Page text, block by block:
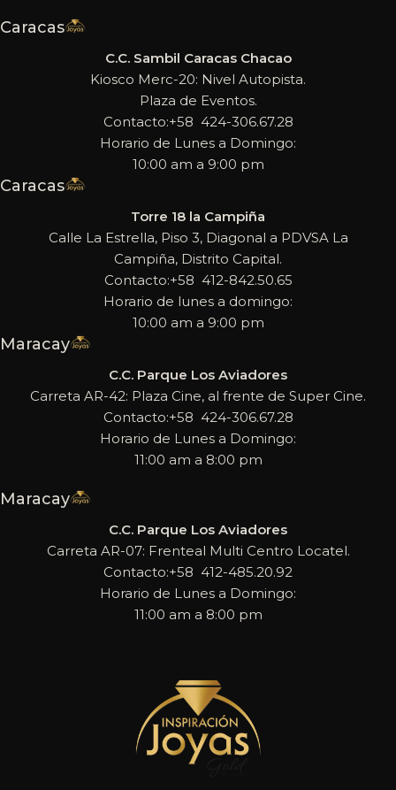
Caracas
C.C. Sambil Caracas Chacao
Kiosco Merc-20: Nivel Autopista.
Plaza de Eventos.
Contacto:+58 424-306.67.28
Horario de Lunes a Domingo:
10:00 am a 9:00 pm
Caracas
Torre 18 la Campiña
Calle La Estrella, Piso 3, Diagonal a PDVSA La
Campiña, Distrito Capital.
Contacto:+58 412-842.50.65
Horario de lunes a domingo:
10:00 am a 9:00 pm
Maracay
C.C. Parque Los Aviadores
Carreta AR-42: Plaza Cine, al frente de Super Cine.
Contacto:+58 424-306.67.28
Horario de Lunes a Domingo:
11:00 am a 8:00 pm
Maracay
C.C. Parque Los Aviadores
Carreta AR-07: Frenteal Multi Centro Locatel.
Contacto:+58 412-485.20.92
Horario de Lunes a Domingo:
11:00 am a 8:00 pm